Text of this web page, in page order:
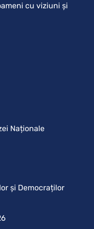
cu viziuni și
Naționale
și Democraților